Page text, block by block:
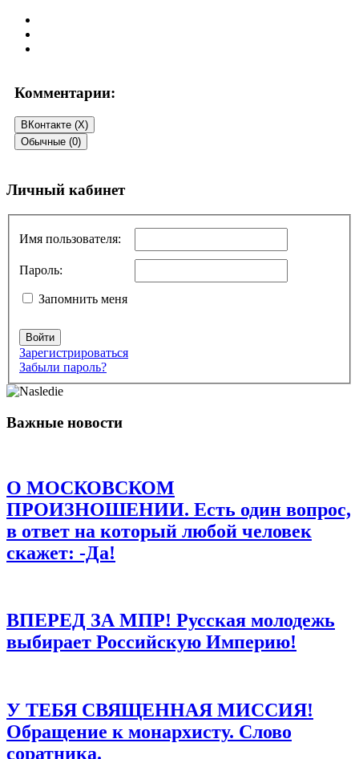
Комментарии:
ВКонтакте (X)
Обычные (0)
Добавить комментарий
помечены*
Комментарий
Имя*
Email*
Сохранить моё имя, email и адрес сайта в этом браузере для
последующих моих комментариев.
Личный кабинет
Имя пользователя:
Пароль:
Запомнить меня
Войти
Зарегистрироваться
Забыли пароль?
Важные новости
О МОСКОВСКОМ
ПРОИЗНОШЕНИИ. Есть один вопрос,
в ответ на который любой человек
скажет: -Да!
ВПЕРЕД ЗА МПР! Русская молодежь
выбирает Российскую Империю!
У ТЕБЯ СВЯЩЕННАЯ МИССИЯ!
Обращение к монархисту. Слово
соратника.